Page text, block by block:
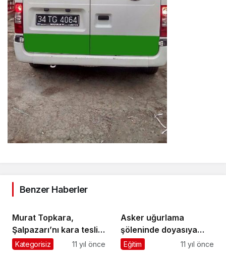
Benzer Haberler
Murat Topkara,
Şalpazarı’nı kara teslim
etmediklerini söyledi
Kategorisiz 11 yıl önce
Asker uğurlama
şöleninde doyasıya
eğlendiler
Eğitim 11 yıl önce